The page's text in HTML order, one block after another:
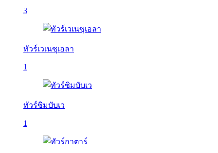
3
ทัวร์เวเนซุเอลา
1
ทัวร์ซิมบับเว
1